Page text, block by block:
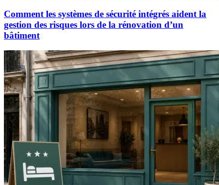
Comment les systèmes de sécurité intégrés aident la
gestion des risques lors de la rénovation d’un
bâtiment